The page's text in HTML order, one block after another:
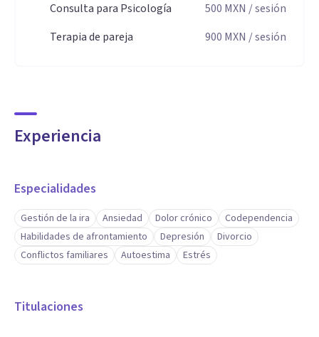
Consulta para Psicología
500 MXN / sesión
Terapia de pareja
900 MXN / sesión
Experiencia
Especialidades
Gestión de la ira Ansiedad Dolor crónico
Codependencia
Habilidades de afrontamiento
Depresión
Divorcio
Conflictos familiares
Autoestima Estrés
Titulaciones